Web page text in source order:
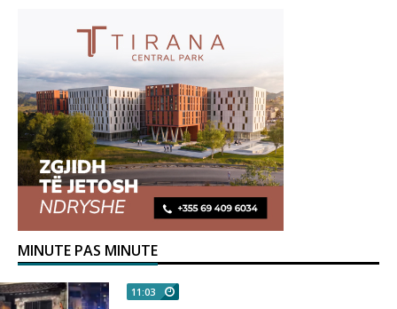
MINUTE PAS MINUTE
11:03